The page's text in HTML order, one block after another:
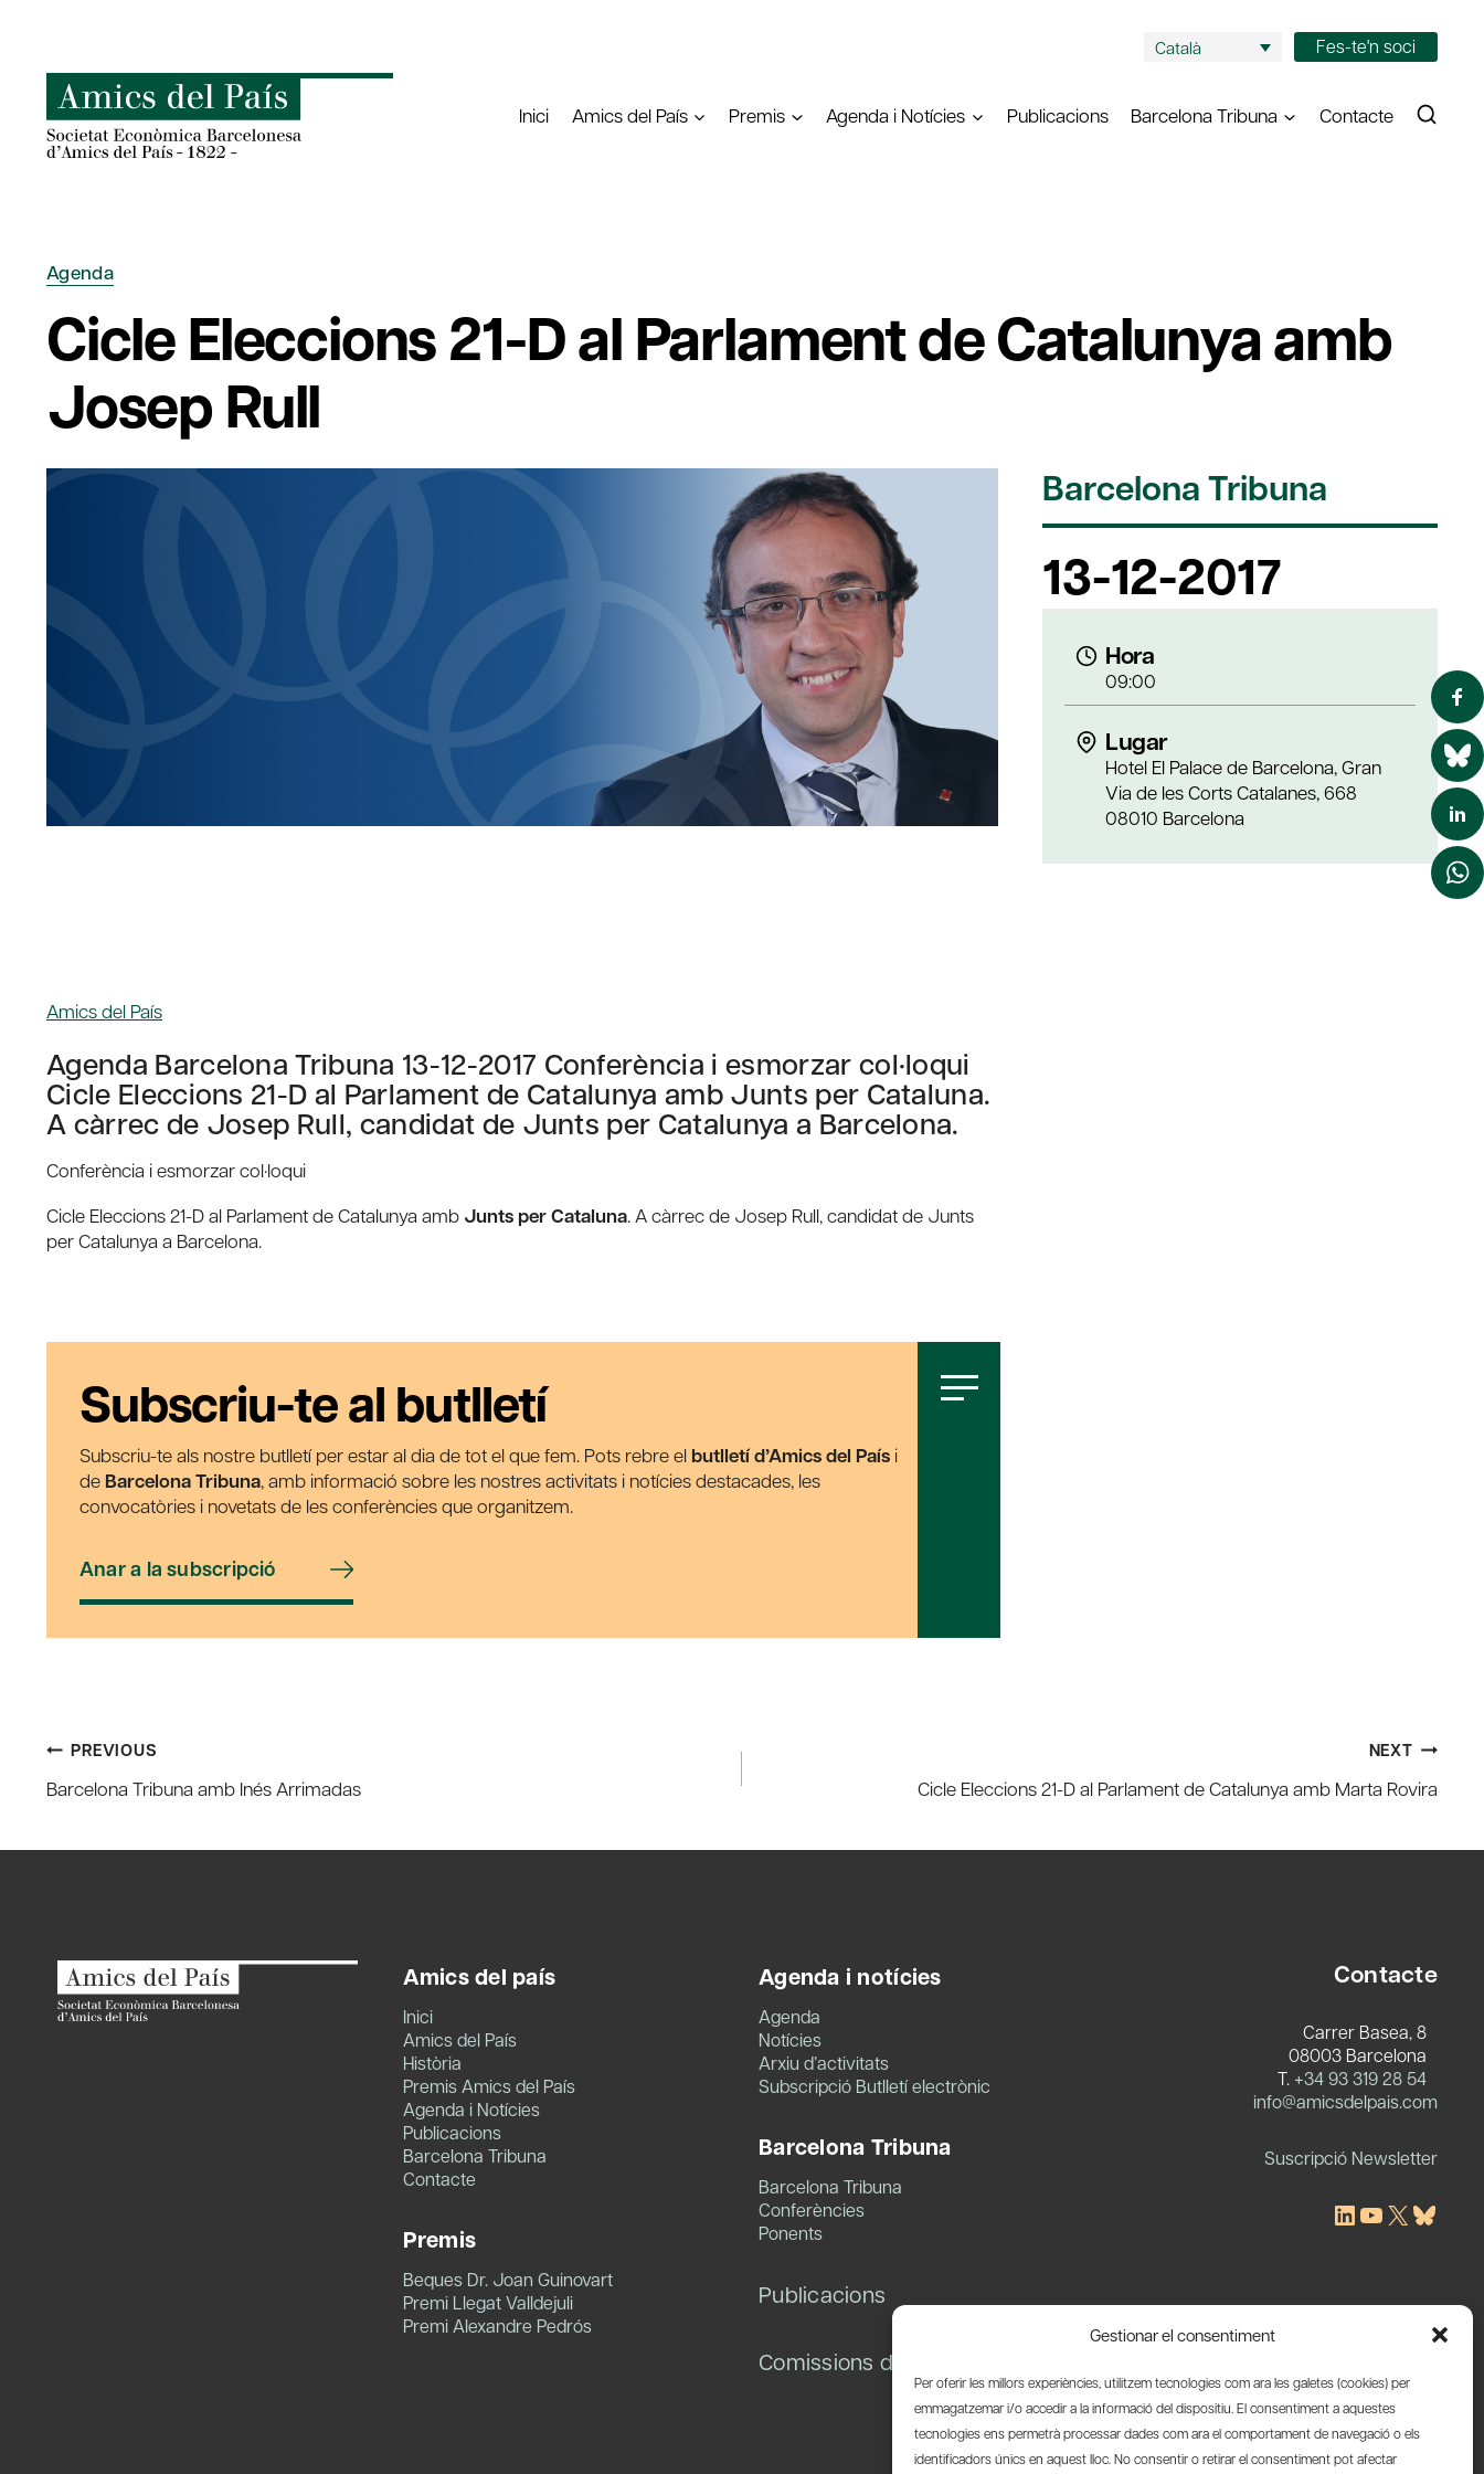
Gestionar el consentiment
Per oferir les millors experiències, utilitzem tecnologies com ara les galetes (cookies) per
emmagatzemar i/o accedir a la informació del dispositiu. El consentiment a aquestes
tecnologies ens permetrà processar dades com ara el comportament de navegació o els
identificadors únics en aquest lloc. No consentir o retirar el consentiment pot afectar
content
Català Fes-te'n soci
Inici Amics del País Premis Agenda i Notícies Publicacions Barcelona Tribuna Contacte
Agenda
Cicle Eleccions 21-D al Parlament de Catalunya amb
Josep Rull
Barcelona Tribuna
13-12-2017
Hora
09:00
Lugar
Hotel El Palace de Barcelona, Gran
Via de les Corts Catalanes, 668
08010 Barcelona
Amics del País
Agenda Barcelona Tribuna 13-12-2017 Conferència i esmorzar col·loqui
Cicle Eleccions 21-D al Parlament de Catalunya amb Junts per Cataluna.
A càrrec de Josep Rull, candidat de Junts per Catalunya a Barcelona.
Conferència i esmorzar col·loqui
Cicle Eleccions 21-D al Parlament de Catalunya amb Junts per Cataluna. A càrrec de Josep Rull, candidat de Junts
per Catalunya a Barcelona.
Subscriu-te al butlletí
Subscriu-te als nostre butlletí per estar al dia de tot el que fem. Pots rebre el butlletí d’Amics del País i
de Barcelona Tribuna, amb informació sobre les nostres activitats i notícies destacades, les
convocatòries i novetats de les conferències que organitzem.
Anar a la subscripció
Post
navigation
PREVIOUS
Barcelona Tribuna amb Inés Arrimadas
NEXT
Cicle Eleccions 21-D al Parlament de Catalunya amb Marta Rovira
Amics del país
Inici
Amics del País
Història
Premis Amics del País
Agenda i Notícies
Publicacions
Barcelona Tribuna
Contacte
Premis
Beques Dr. Joan Guinovart
Premi Llegat Valldejuli
Premi Alexandre Pedrós
Agenda i notícies
Agenda
Notícies
Arxiu d’activitats
Subscripció Butlletí electrònic
Barcelona Tribuna
Barcelona Tribuna
Conferències
Ponents
Publicacions
Comissions de treball
Contacte
Carrer Basea, 8
08003 Barcelona
T. +34 93 319 28 54
info@amicsdelpais.com
Suscripció Newsletter
LinkedIn
YouTube
X